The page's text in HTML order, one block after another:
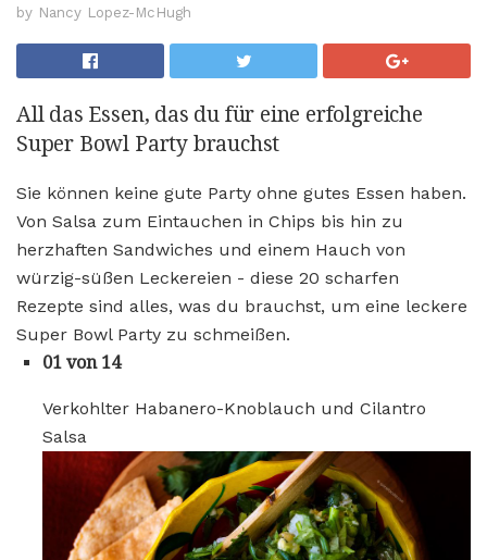
by Nancy Lopez-McHugh
All das Essen, das du für eine erfolgreiche
Super Bowl Party brauchst
Sie können keine gute Party ohne gutes Essen haben.
Von Salsa zum Eintauchen in Chips bis hin zu
herzhaften Sandwiches und einem Hauch von
würzig-süßen Leckereien - diese 20 scharfen
Rezepte sind alles, was du brauchst, um eine leckere
Super Bowl Party zu schmeißen.
01 von 14
Verkohlter Habanero-Knoblauch und Cilantro
Salsa